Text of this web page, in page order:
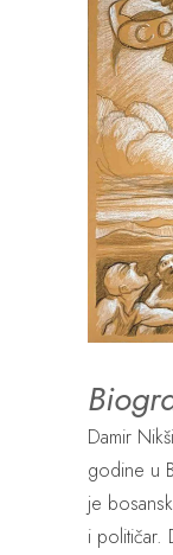
Damir
godine u
je
i